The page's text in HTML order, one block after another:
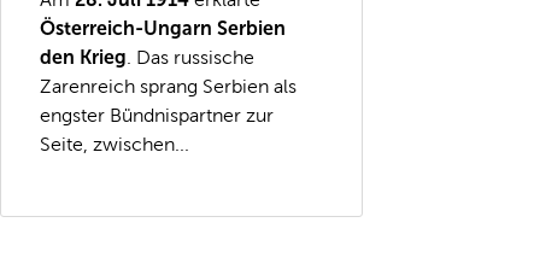
Österreich-Ungarn Serbien
den Krieg . Das russische
Zarenreich sprang Serbien als
engster Bündnispartner zur
Seite, zwischen...